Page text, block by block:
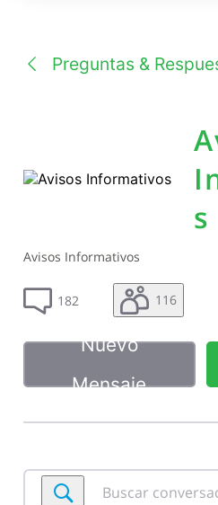
Preguntas &
s
Avisos Informativos
182 116
Nuevo
Mensaje
Buscar